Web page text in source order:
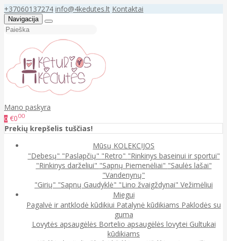
+37060137274 info@4kedutes.lt Kontaktai
Navigacija
Mano paskyra
0 €000
Prekių krepšelis tuščias!
Mūsų KOLEKCIJOS
"Debesų" "Paslapčių" "Retro" "Rinkinys baseinui ir sportui"
"Rinkinys darželiui" "Sapnų Piemenėliai" "Saulės lašai"
"Vandenynų"
"Girių" "Sapnų Gaudyklė" "Lino žvaigždynai" Vežimėliui
Miegui
Pagalvė ir antklodė kūdikiui Patalynė kūdikiams Paklodės su
guma
Lovytės apsaugėlės Bortelio apsaugėlės lovytei Gultukai
kūdikiams